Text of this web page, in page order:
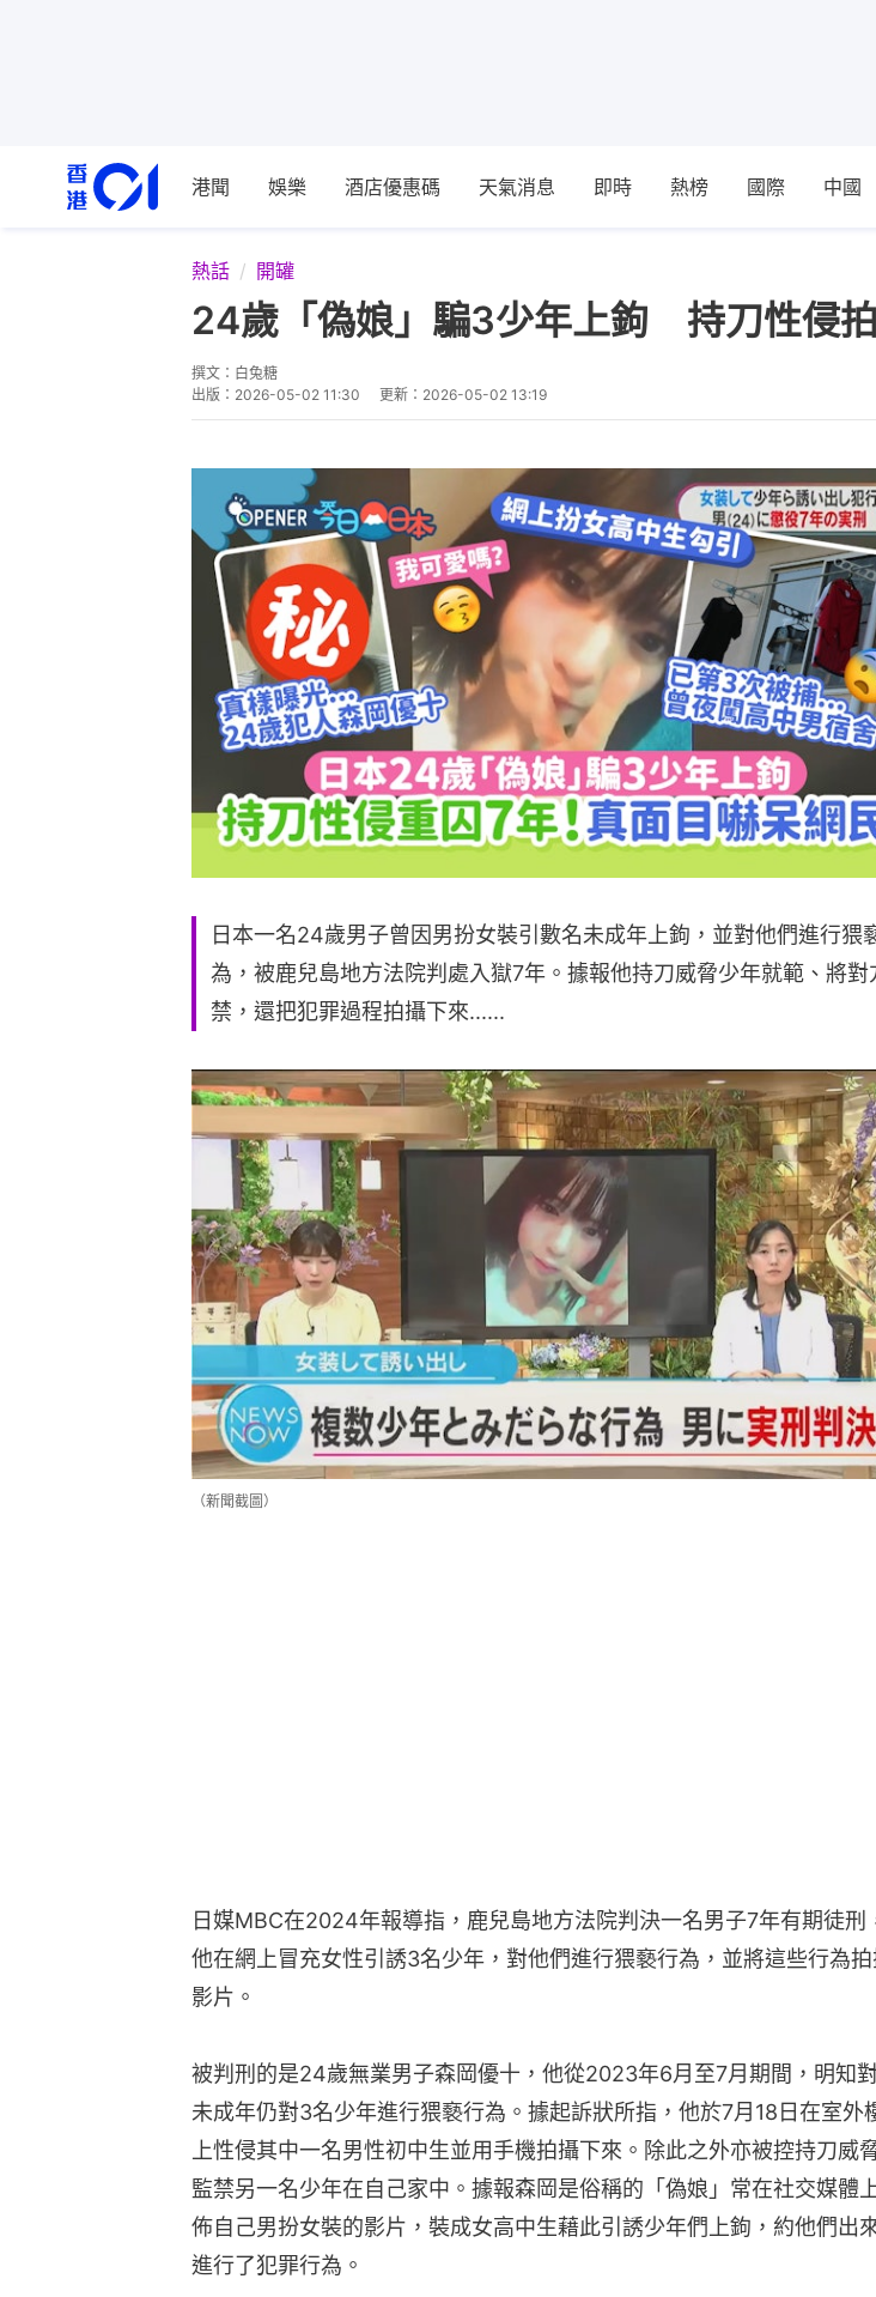
港聞 娛樂 酒店優惠碼 天氣消息 即時 熱榜 國際 中國
熱話 開罐
24歲「偽娘」騙3少年上鉤 持刀性侵
撰文： 白兔糖
出版： 2026-05-02 11:30 更新： 2026-05-02 13:19
日本一名24歲男子曾因男扮女裝引數名未成年上鉤，並對他們進行猥
為，被鹿兒島地方法院判處入獄7年。據報他持刀威脅少年就範、將對
禁，還把犯罪過程拍攝下來......
（新聞截圖）
日媒MBC在2024年報導指，鹿兒島地方法院判決一名男子7年有期徒刑
他在網上冒充女性引誘3名少年，對他們進行猥褻行為，並將這些行為
影片。
被判刑的是24歲無業男子森岡優十，他從2023年6月至7月期間，明知
未成年仍對3名少年進行猥褻行為。據起訴狀所指，他於7月18日在室外
上性侵其中一名男性初中生並用手機拍攝下來。除此之外亦被控持刀威
監禁另一名少年在自己家中。據報森岡是俗稱的「偽娘」常在社交媒體
佈自己男扮女裝的影片，裝成女高中生藉此引誘少年們上鉤，約他們出
進行了犯罪行為。